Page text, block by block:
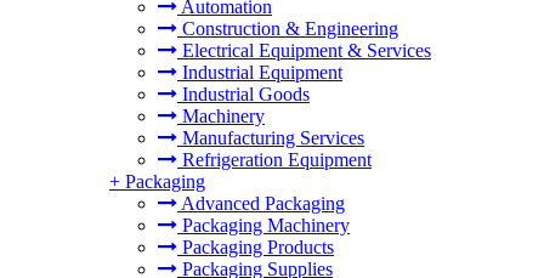
Automation
Construction & Engineering
Electrical Equipment & Services
Industrial Equipment
Industrial Goods
Machinery
Manufacturing Services
Refrigeration Equipment
+ Packaging
Advanced Packaging
Packaging Machinery
Packaging Products
Packaging Supplies